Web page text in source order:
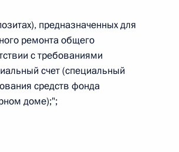
защите прав потребителей»
предназначенных для
ремонта общего
с требованиями
счет (специальный
средств фонда
доме);";